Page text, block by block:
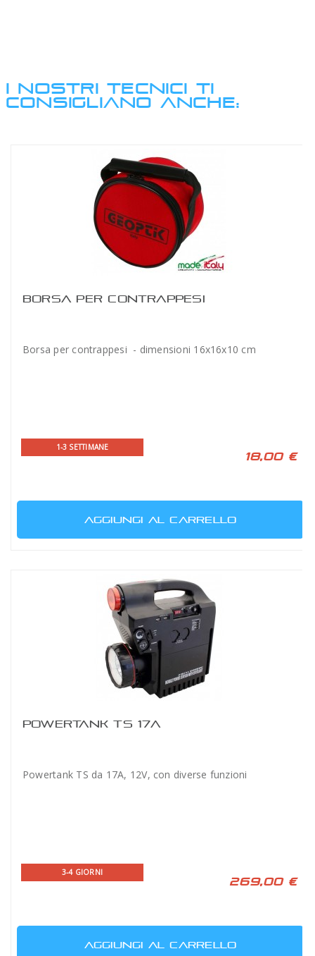
I NOSTRI TECNICI TI
CONSIGLIANO ANCHE:
BORSA PER CONTRAPPESI
Borsa per contrappesi - dimensioni 16x16x10 cm
1-3 SETTIMANE
18,00 €
AGGIUNGI AL CARRELLO
POWERTANK TS 17A
Powertank TS da 17A, 12V, con diverse funzioni
3-4 GIORNI
269,00 €
AGGIUNGI AL CARRELLO